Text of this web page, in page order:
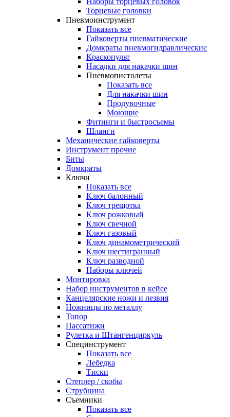
Торцевые головки
Пневмоинструмент
Показать все
Гайковерты пневматические
Домкраты пневмогидравлические
Краскопульт
Насадки для накачки шин
Пневмопистолеты
Показать все
Для накачки шин
Продувочные
Моющие
Фитинги и быстросъемы
Шланги
Механические гайковерты
Инструмент прочиe
Биты
Домкраты
Ключи
Показать все
Ключ балонный
Ключ трещотка
Ключ рожковый
Ключ свечной
Ключ газовый
Ключ динамометрический
Ключ шестигранный
Ключ разводной
Наборы ключей
Монтировка
Набор инструментов в кейсе
Канцелярские ножи и лезвия
Ножницы по металлу
Топор
Пассатижи
Рулетка и Штангенциркуль
Специнструмент
Показать все
Лебедка
Тиски
Степлер / скобы
Струбцина
Съемники
Показать все